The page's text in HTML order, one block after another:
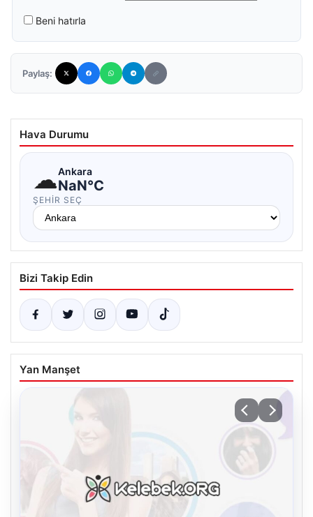
Beni hatırla
Paylaş:
Hava Durumu
☁Ankara
NaN°C
ŞEHIR SEÇ
Bizi Takip Edin
Yan Manşet